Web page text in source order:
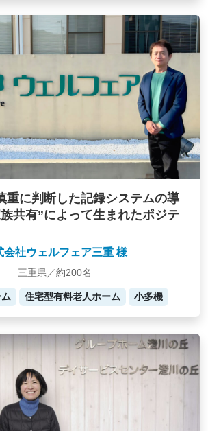
重に判断した記録システムの導
共有”によって生まれたポジテ
会社ウェルフェア三重 様
三重県／約200名
住宅型有料老人ホーム 小多機